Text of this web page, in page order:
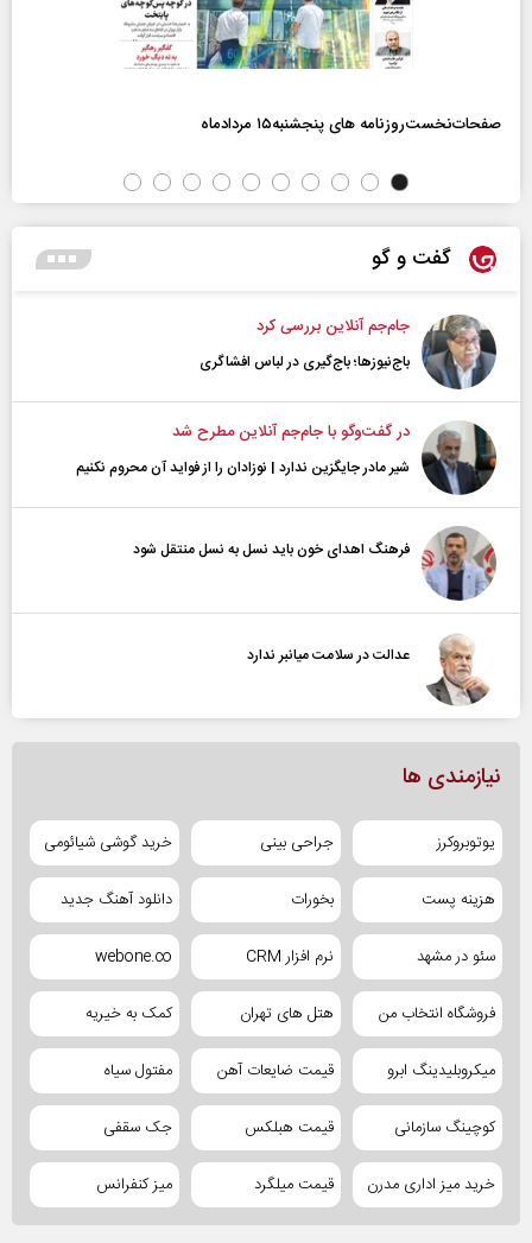
صفحات‌نخست‌روزنامه ها‌ی پنجشنبه‌۱۵ مردادماه
گفت و گو
جام‌جم آنلاین بررسی کرد
باج‌نیوزها؛ باج‌گیری در لباس افشاگری
در گفت‌و‌گو با جام‌جم آنلاین مطرح شد
شیر مادر جایگزین ندارد | نوزادان را از فواید آن محروم نکنیم
فرهنگ اهدای خون باید نسل به نسل منتقل شود
عدالت در سلامت میانبر ندارد
نیازمندی ها
یوتوبروکرز جراحی بینی خرید گوشی شیائومی
هزینه پست بخورات دانلود آهنگ جدید
سئو در مشهد نرم افزار CRM webone.co
فروشگاه انتخاب من هتل های تهران کمک به خیریه
میکروبلیدینگ ابرو قیمت ضایعات آهن مفتول سیاه
کوچینگ سازمانی قیمت هبلکس جک سقفی
خرید میز اداری مدرن قیمت میلگرد میز کنفرانس